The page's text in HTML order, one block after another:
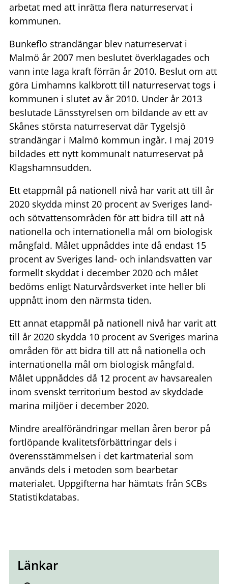
arbetat med att inrätta flera naturreservat i
kommunen.
Bunkeflo strandängar blev naturreservat i
Malmö år 2007 men beslutet överklagades och
vann inte laga kraft förrän år 2010. Beslut om att
göra Limhamns kalkbrott till naturreservat togs i
kommunen i slutet av år 2010. Under år 2013
beslutade Länsstyrelsen om bildande av ett av
Skånes största naturreservat där Tygelsjö
strandängar i Malmö kommun ingår. I maj 2019
bildades ett nytt kommunalt naturreservat på
Klagshamnsudden.
Ett etappmål på nationell nivå har varit att till år
2020 skydda minst 20 procent av Sveriges land-
och sötvattensområden för att bidra till att nå
nationella och internationella mål om biologisk
mångfald. Målet uppnåddes inte då endast 15
procent av Sveriges land- och inlandsvatten var
formellt skyddat i december 2020 och målet
bedöms enligt Naturvårdsverket inte heller bli
uppnått inom den närmsta tiden.
Ett annat etappmål på nationell nivå har varit att
till år 2020 skydda 10 procent av Sveriges marina
områden för att bidra till att nå nationella och
internationella mål om biologisk mångfald.
Målet uppnåddes då 12 procent av havsarealen
inom svenskt territorium bestod av skyddade
marina miljöer i december 2020.
Mindre arealförändringar mellan åren beror på
fortlöpande kvalitetsförbättringar dels i
överensstämmelsen i det kartmaterial som
används dels i metoden som bearbetar
materialet. Uppgifterna har hämtats från SCBs
Statistikdatabas.
Länkar